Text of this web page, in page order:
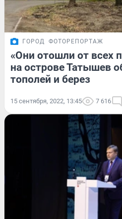
ГОРОД ФОТОРЕПОРТАЖ
«Они отошли от всех
на острове Татышев
тополей и берез
15 сентября, 2022, 13:45 7 616